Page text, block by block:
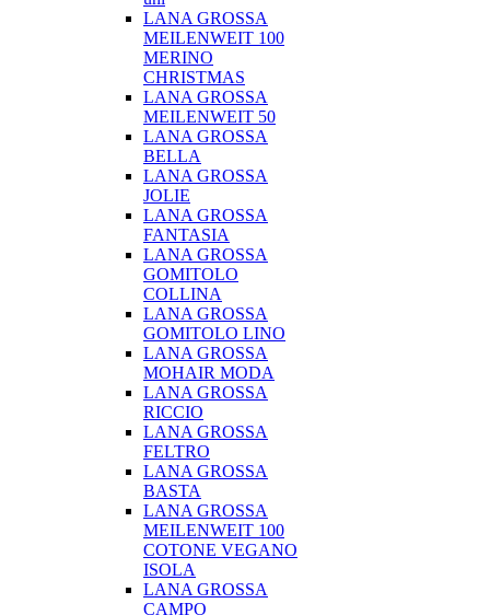
LANA GROSSA
MEILENWEIT 100
MERINO
CHRISTMAS
LANA GROSSA
MEILENWEIT 50
LANA GROSSA
BELLA
LANA GROSSA
JOLIE
LANA GROSSA
FANTASIA
LANA GROSSA
GOMITOLO
COLLINA
LANA GROSSA
GOMITOLO LINO
LANA GROSSA
MOHAIR MODA
LANA GROSSA
RICCIO
LANA GROSSA
FELTRO
LANA GROSSA
BASTA
LANA GROSSA
MEILENWEIT 100
COTONE VEGANO
ISOLA
LANA GROSSA
CAMPO